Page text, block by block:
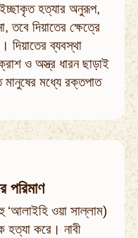
হত্যার অনুরূপ,
তবে দিয়াতের ক্ষেত্রে
দিয়াতের ব্যবস্থা
ও অস্ত্র ধারন ছাড়াই
মধ্যে রক্তপাত
পরিমাণ
‘আলাইহি ওয়া সাল্লাম)
করে। নাবী